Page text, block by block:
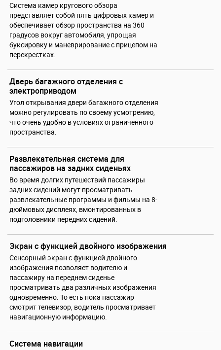
Система камер кругового обзора
представляет собой пять цифровых камер и
обеспечивает обзор пространства на 360
градусов вокруг автомобиля, упрощая
буксировку и маневрирование с прицепом на
перекрестках.
Дверь багажного отделения с
электроприводом
Угол открывания двери багажного отделения
можно регулировать по своему усмотрению,
что очень удобно в условиях ограниченного
пространства.
Развлекательная система для
пассажиров на задних сиденьях
Во время долгих путешествий пассажиры
задних сидений могут просматривать
развлекательные программы и фильмы на 8-
дюймовых дисплеях, вмонтированных в
подголовники передних сидений.
Экран с функцией двойного изображения
Сенсорный экран с функцией двойного
изображения позволяет водителю и
пассажиру на переднем сиденье
просматривать два различных изображения
одновременно. То есть пока пассажир
смотрит телевизор, водитель просматривает
навигационную информацию.
Система навигации